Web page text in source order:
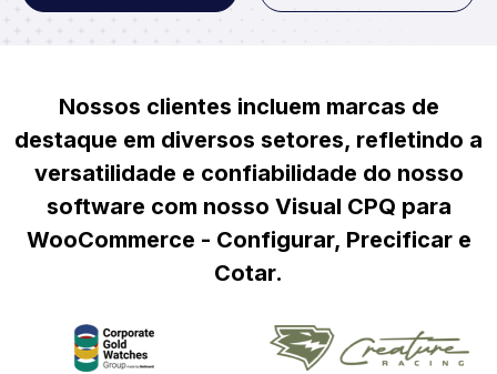
Nossos clientes incluem marcas de
destaque em diversos setores, refletindo a
versatilidade e confiabilidade do nosso
software com nosso Visual CPQ para
WooCommerce - Configurar, Precificar e
Cotar.